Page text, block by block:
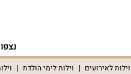
וילות לאירועים וילות לימי הולדת